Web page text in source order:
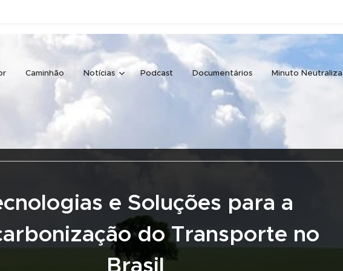
Caminhão Notícias Podcast Documentários Minuto Neutraliza
e Soluções para a
do Transporte no
Brasil